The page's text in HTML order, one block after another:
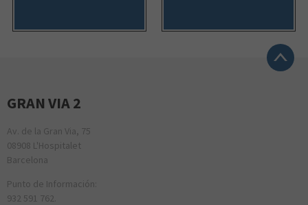
GRAN VIA 2
Av. de la Gran Via, 75
08908 L'Hospitalet
Barcelona
Punto de Información:
932 591 762.